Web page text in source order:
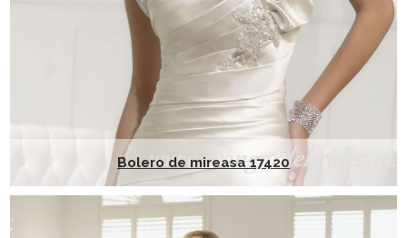
Bolero de mireasa 17420